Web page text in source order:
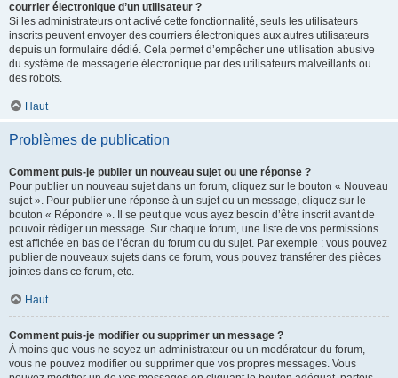
courrier électronique d’un utilisateur ?
Si les administrateurs ont activé cette fonctionnalité, seuls les utilisateurs
inscrits peuvent envoyer des courriers électroniques aux autres utilisateurs
depuis un formulaire dédié. Cela permet d’empêcher une utilisation abusive
du système de messagerie électronique par des utilisateurs malveillants ou
des robots.
Haut
Problèmes de publication
Comment puis-je publier un nouveau sujet ou une réponse ?
Pour publier un nouveau sujet dans un forum, cliquez sur le bouton « Nouveau
sujet ». Pour publier une réponse à un sujet ou un message, cliquez sur le
bouton « Répondre ». Il se peut que vous ayez besoin d’être inscrit avant de
pouvoir rédiger un message. Sur chaque forum, une liste de vos permissions
est affichée en bas de l’écran du forum ou du sujet. Par exemple : vous pouvez
publier de nouveaux sujets dans ce forum, vous pouvez transférer des pièces
jointes dans ce forum, etc.
Haut
Comment puis-je modifier ou supprimer un message ?
À moins que vous ne soyez un administrateur ou un modérateur du forum,
vous ne pouvez modifier ou supprimer que vos propres messages. Vous